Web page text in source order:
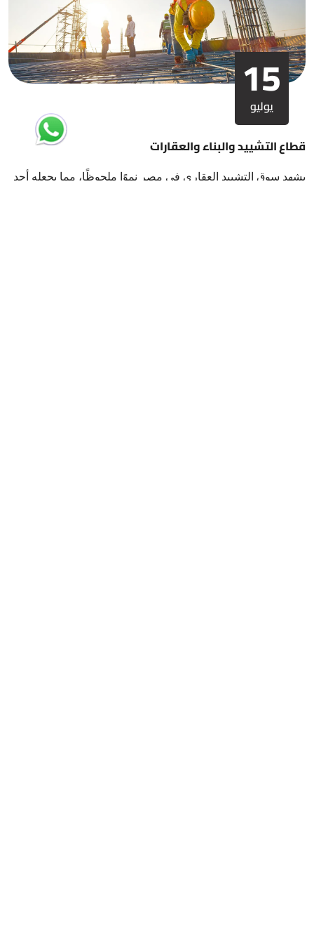
15
يوليو
قطاع التشييد والبناء والعقارات
يشهد سوق التشييد العقاري في مصر نموًا ملحوظًا، مما يجعله أحد